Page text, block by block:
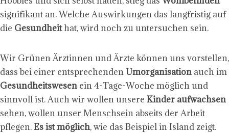
signifikant an. Welche Auswirkungen das langfristig auf
die Gesundheithat, wird noch zu untersuchen sein.
Wir Grünen Ärztinnen und Ärzte können uns vorstellen,
dass bei einer entsprechendenUmorganisation auch im
Gesundheitswesen ein 4-Tage-Woche möglich und
sinnvoll ist. Auch wir wollen unsere Kinder aufwachsen
sehen, wollen unser Menschsein abseits der Arbeit
pflegen.Es ist möglich, wie das Beispiel in Island zeigt.